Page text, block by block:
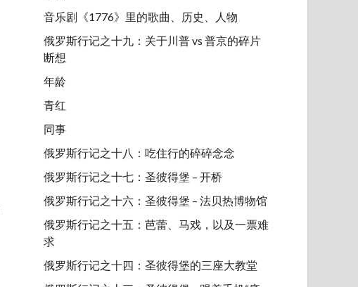
音乐剧《1776》里的歌曲、历史、人物
俄罗斯行记之十九：关于川普 vs 普京的碎片
断想
年龄
青红
同事
俄罗斯行记之十八：吃住行的碎碎念念
俄罗斯行记之十七：圣彼得堡 – 开桥
俄罗斯行记之十六：圣彼得堡 – 法贝热博物馆
俄罗斯行记之十五：芭蕾、马戏，以及一票难
求
俄罗斯行记之十四：圣彼得堡的三座大教堂